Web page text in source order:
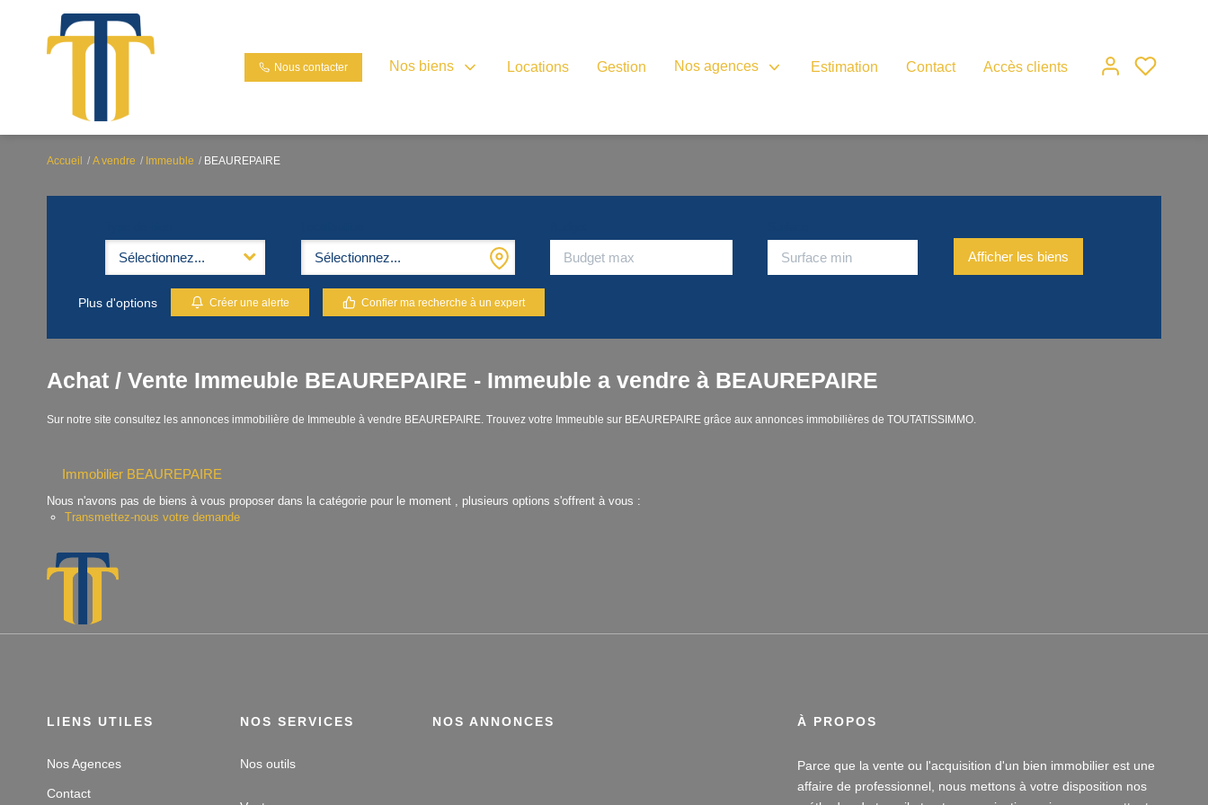
Nous contacter Nos biens Locations Gestion Nos agences Estimation Contact Accès clients
Accueil A vendre Immeuble BEAUREPAIRE
Sélectionnez... Sélectionnez...
Plus d'options Créer une alerte Confier ma recherche à un expert
Achat / Vente Immeuble BEAUREPAIRE - Immeuble a vendre à BEAUREPAIRE
Sur notre site consultez les annonces immobilière de Immeuble à vendre BEAUREPAIRE. Trouvez votre Immeuble sur BEAUREPAIRE grâce aux annonces immobilières de TOUTATISSIMMO.
Immobilier BEAUREPAIRE
Nous n'avons pas de biens à vous proposer dans la catégorie pour le moment , plusieurs options s'offrent à vous :
Transmettez-nous votre demande
LIENS UTILES
Nos Agences
Contact
NOS SERVICES
Nos outils
NOS ANNONCES À PROPOS
Parce que la vente ou l'acquisition d'un bien immobilier est une
affaire de professionnel, nous mettons à votre disposition nos